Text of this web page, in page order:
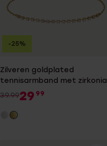
Zilveren goldplated
tennisarmband met zirkonia
39.9929 99
-25%